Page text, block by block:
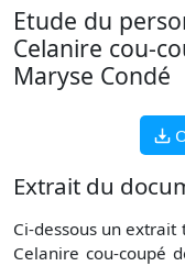
Etude du
Celanire cou-
Maryse Condé
Extrait du
Ci-dessous un
Celanire cou-coupé